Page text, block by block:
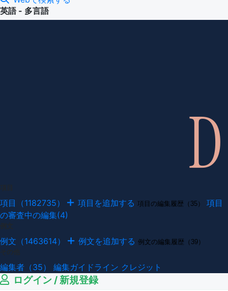
英語 - 多言語
項目（1182735） 項目を追加する 項目の編集履歴（35）
項目
の審査中の編集(4)
例文（1463614） 例文を追加する 例文の編集履歴（39）
編集者（35） 編集ガイドライン クレジット
ログイン / 新規登録